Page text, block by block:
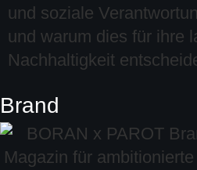
und soziale
und warum dies für ihre
Nachhaltigkeit
Brand